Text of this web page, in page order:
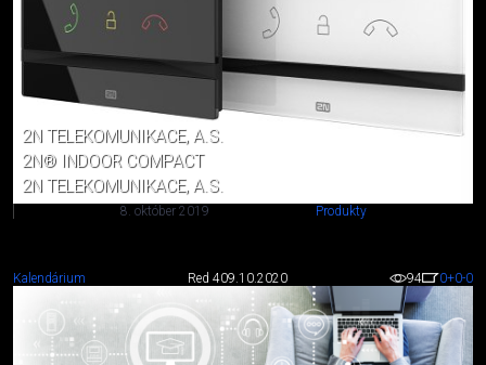
2N TELEKOMUNIKACE, A.S.
2N® INDOOR COMPACT
2N TELEKOMUNIKACE, A.S.
8. október 2019 Produkty
Kalendárium Red 409.10.2020 94 0+0-0